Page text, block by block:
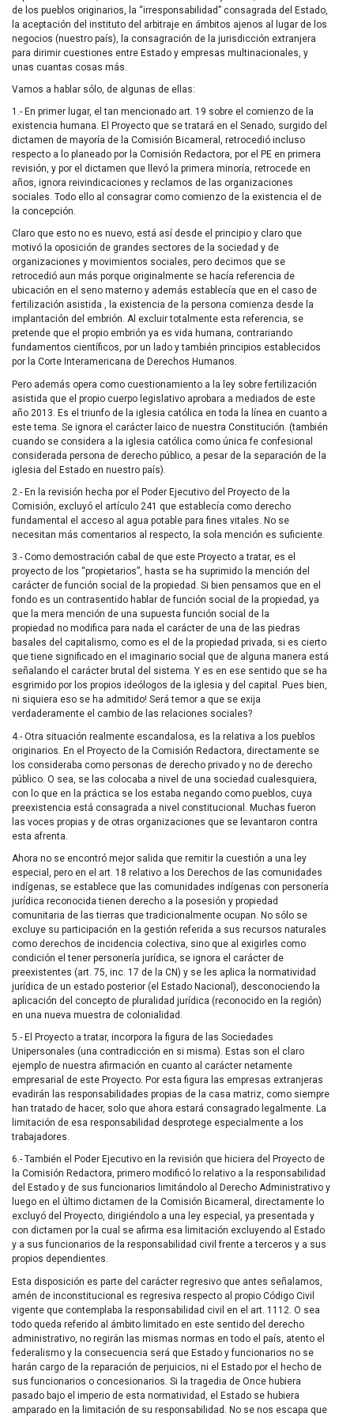
de los pueblos originarios, la “irresponsabilidad” consagrada del Estado,
la aceptación del instituto del arbitraje en ámbitos ajenos al lugar de los
negocios (nuestro país), la consagración de la jurisdicción extranjera
para dirimir cuestiones entre Estado y empresas multinacionales, y
unas cuantas cosas más.
Vamos a hablar sólo, de algunas de ellas:
1.- En primer lugar, el tan mencionado art. 19 sobre el comienzo de la
existencia humana. El Proyecto que se tratará en el Senado, surgido del
dictamen de mayoría de la Comisión Bicameral, retrocedió incluso
respecto a lo planeado por la Comisión Redactora, por el PE en primera
revisión, y por el dictamen que llevó la primera minoría, retrocede en
años, ignora reivindicaciones y reclamos de las organizaciones
sociales. Todo ello al consagrar como comienzo de la existencia el de
la concepción.
Claro que esto no es nuevo, está así desde el principio y claro que
motivó la oposición de grandes sectores de la sociedad y de
organizaciones y movimientos sociales, pero decimos que se
retrocedió aun más porque originalmente se hacía referencia de
ubicación en el seno materno y además establecía que en el caso de
fertilización asistida , la existencia de la persona comienza desde la
implantación del embrión. Al excluir totalmente esta referencia, se
pretende que el propio embrión ya es vida humana, contrariando
fundamentos científicos, por un lado y también principios establecidos
por la Corte Interamericana de Derechos Humanos.
Pero además opera como cuestionamiento a la ley sobre fertilización
asistida que el propio cuerpo legislativo aprobara a mediados de este
año 2013. Es el triunfo de la iglesia católica en toda la línea en cuanto a
este tema. Se ignora el carácter laico de nuestra Constitución. (también
cuando se considera a la iglesia católica como única fe confesional
considerada persona de derecho público, a pesar de la separación de la
iglesia del Estado en nuestro país).
2.- En la revisión hecha por el Poder Ejecutivo del Proyecto de la
Comisión, excluyó el artículo 241 que establecía como derecho
fundamental el acceso al agua potable para fines vitales. No se
necesitan más comentarios al respecto, la sola mención es suficiente.
3.- Como demostración cabal de que este Proyecto a tratar, es el
proyecto de los “propietarios”, hasta se ha suprimido la mención del
carácter de función social de la propiedad. Si bien pensamos que en el
fondo es un contrasentido hablar de función social de la propiedad, ya
que la mera mención de una supuesta función social de la
propiedad no modifica para nada el carácter de una de las piedras
basales del capitalismo, como es el de la propiedad privada, si es cierto
que tiene significado en el imaginario social que de alguna manera está
señalando el carácter brutal del sistema. Y es en ese sentido que se ha
esgrimido por los propios ideólogos de la iglesia y del capital. Pues bien,
ni siquiera eso se ha admitido! Será temor a que se exija
verdaderamente el cambio de las relaciones sociales?
4.- Otra situación realmente escandalosa, es la relativa a los pueblos
originarios. En el Proyecto de la Comisión Redactora, directamente se
los consideraba como personas de derecho privado y no de derecho
público. O sea, se las colocaba a nivel de una sociedad cualesquiera,
con lo que en la práctica se los estaba negando como pueblos, cuya
preexistencia está consagrada a nivel constitucional. Muchas fueron
las voces propias y de otras organizaciones que se levantaron contra
esta afrenta.
Ahora no se encontró mejor salida que remitir la cuestión a una ley
especial, pero en el art. 18 relativo a los Derechos de las comunidades
indígenas, se establece que las comunidades indígenas con personería
jurídica reconocida tienen derecho a la posesión y propiedad
comunitaria de las tierras que tradicionalmente ocupan. No sólo se
excluye su participación en la gestión referida a sus recursos naturales
como derechos de incidencia colectiva, sino que al exigirles como
condición el tener personería jurídica, se ignora el carácter de
preexistentes (art. 75, inc. 17 de la CN) y se les aplica la normatividad
jurídica de un estado posterior (el Estado Nacional), desconociendo la
aplicación del concepto de pluralidad jurídica (reconocido en la región)
en una nueva muestra de colonialidad.
5.- El Proyecto a tratar, incorpora la figura de las Sociedades
Unipersonales (una contradicción en si misma). Estas son el claro
ejemplo de nuestra afirmación en cuanto al carácter netamente
empresarial de este Proyecto. Por esta figura las empresas extranjeras
evadirán las responsabilidades propias de la casa matriz, como siempre
han tratado de hacer, solo que ahora estará consagrado legalmente. La
limitación de esa responsabilidad desprotege especialmente a los
trabajadores.
6.- También el Poder Ejecutivo en la revisión que hiciera del Proyecto de
la Comisión Redactora, primero modificó lo relativo a la responsabilidad
del Estado y de sus funcionarios limitándolo al Derecho Administrativo y
luego en el último dictamen de la Comisión Bicameral, directamente lo
excluyó del Proyecto, dirigiéndolo a una ley especial, ya presentada y
con dictamen por la cual se afirma esa limitación excluyendo al Estado
y a sus funcionarios de la responsabilidad civil frente a terceros y a sus
propios dependientes.
Esta disposición es parte del carácter regresivo que antes señalamos,
amén de inconstitucional es regresiva respecto al propio Código Civil
vigente que contemplaba la responsabilidad civil en el art. 1112. O sea
todo queda referido al ámbito limitado en este sentido del derecho
administrativo, no regirán las mismas normas en todo el país, atento el
federalismo y la consecuencia será que Estado y funcionarios no se
harán cargo de la reparación de perjuicios, ni el Estado por el hecho de
sus funcionarios o concesionarios. Si la tragedia de Once hubiera
pasado bajo el imperio de esta normatividad, el Estado se hubiera
amparado en la limitación de su responsabilidad. No se nos escapa que